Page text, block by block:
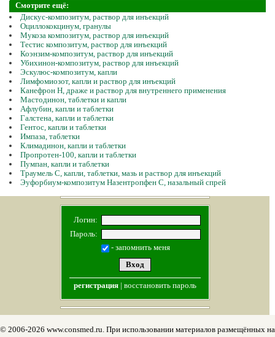
Смотрите ещё:
Дискус-композитум, раствор для инъекций
Оциллококцинум, гранулы
Мукоза композитум, раствор для инъекций
Тестис композитум, раствор для инъекций
Коэнзим-композитум, раствор для инъекций
Убихинон-композитум, раствор для инъекций
Эскулюс-композитум, капли
Лимфомиозот, капли и раствор для инъекций
Канефрон Н, драже и раствор для внутреннего применения
Мастодинон, таблетки и капли
Афлубин, капли и таблетки
Галстена, капли и таблетки
Гентос, капли и таблетки
Импаза, таблетки
Климадинон, капли и таблетки
Пропротен-100, капли и таблетки
Пумпан, капли и таблетки
Траумель C, капли, таблетки, мазь и раствор для инъекций
Эуфорбиум-композитум Назентропфен С, назальный спрей
Логин:
Пароль:
- запомнить меня
регистрация| восстановить пароль
© 2006-2026 www.consmed.ru. При использовании материалов размещённых на